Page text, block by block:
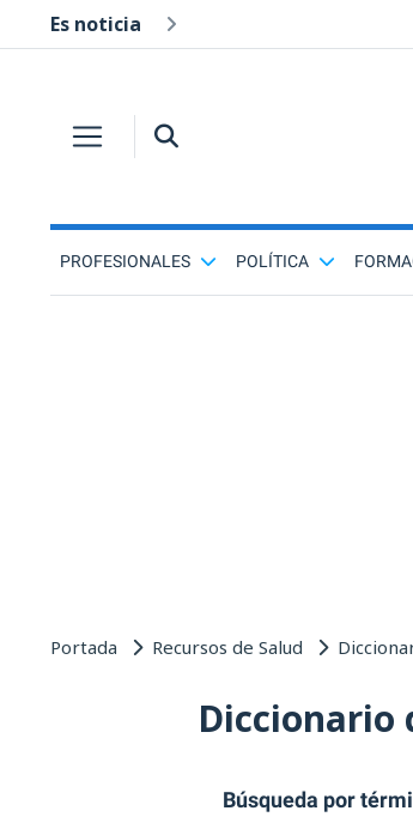
Es noticia
PROFESIONALES POLÍTICA
Portada Recursos de Salud
Diccionario
Búsqueda por